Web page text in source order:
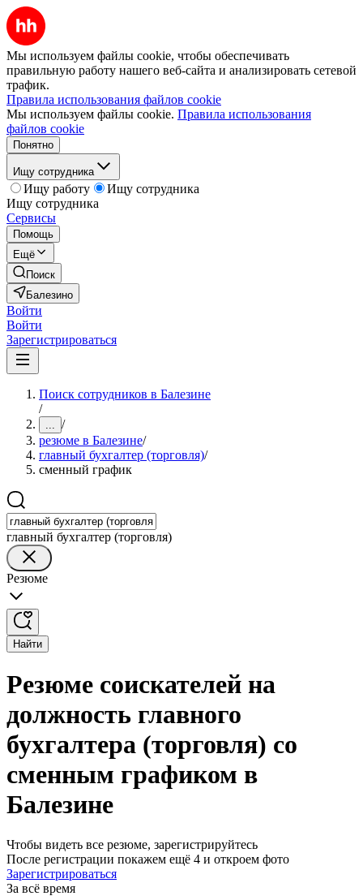
Мы используем файлы cookie, чтобы обеспечивать
правильную работу нашего веб-сайта и анализировать сетевой
трафик.
Правила использования файлов cookie
Мы используем файлы cookie. Правила использования
файлов cookie
Понятно
Ищу сотрудника
Ищу работу
Ищу сотрудника
Ищу сотрудника
Сервисы
Помощь
Ещё
Поиск
Балезино
Войти
Войти
Зарегистрироваться
Поиск сотрудников в Балезине
/
... /
резюме в Балезине/
главный бухгалтер (торговля)/
сменный график
главный бухгалтер (торговля)
Резюме
Найти
Резюме соискателей на
должность главного
бухгалтера (торговля) со
сменным графиком в
Балезине
Чтобы видеть все резюме, зарегистрируйтесь
После регистрации покажем ещё 4 и откроем фото
Зарегистрироваться
За всё время